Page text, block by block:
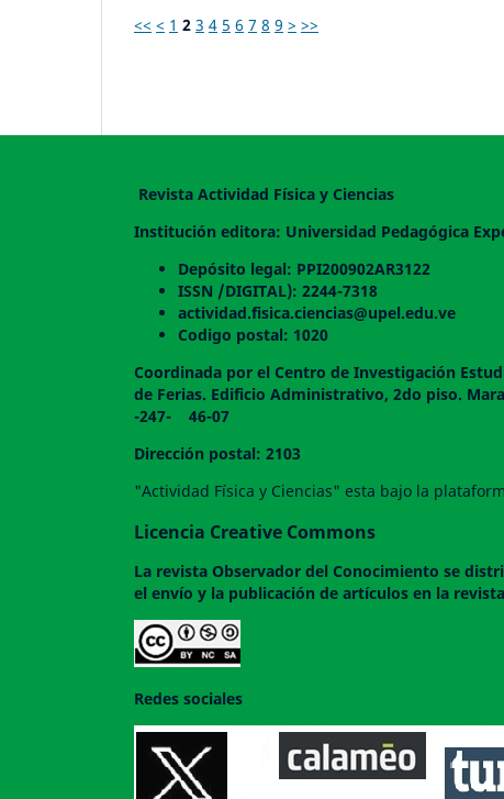
<< < 1 2 3 4 5 6 7 8 9 > >>
Revista Actividad Física y Ciencias
Institución editora: Universidad Pedagógica
Depósito legal: PPI200902AR3122
ISSN /DIGITAL): 2244-7318
actividad.fisica.ciencias@upel.edu.ve
Codigo postal: 1020
Coordinada por el Centro de Investigación
de Ferias. Edificio Administrativo, 2do
-247- 46-07
Dirección postal: 2103
"Actividad Física y Ciencias" esta bajo la
Licencia Creative Commons
La revista Observador del Conocimiento se
el envío y la publicación de artículos en la
Redes sociales